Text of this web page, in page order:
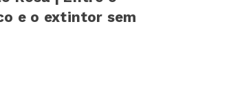
e o extintor sem